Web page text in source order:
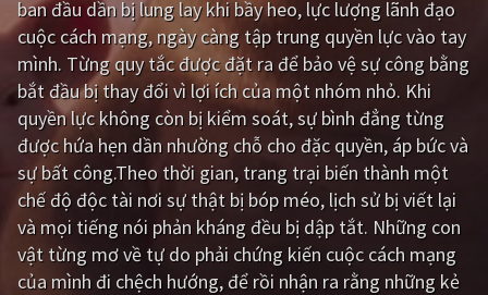
Giật gân Gia đình
Bí ẩn Lịch sử
Viễn Tây Tiểu sử
GameShow DramaTV
QUỐC GIA
Âu - Mỹ Trung Quốc - Hồng Kông
ban đầu dần bị lung lay khi bầy heo, lực lượng lãnh đạo
cuộc cách mạng, ngày càng tập trung quyền lực vào tay
mình. Từng quy tắc được đặt ra để bảo vệ sự công bằng
bắt đầu bị thay đổi vì lợi ích của một nhóm nhỏ. Khi
quyền lực không còn bị kiểm soát, sự bình đẳng từng
được hứa hẹn dần nhường chỗ cho đặc quyền, áp bức và
sự bất công.Theo thời gian, trang trại biến thành một
chế độ độc tài nơi sự thật bị bóp méo, lịch sử bị viết lại
và mọi tiếng nói phản kháng đều bị dập tắt. Những con
vật từng mơ về tự do phải chứng kiến cuộc cách mạng
của mình đi chệch hướng, để rồi nhận ra rằng những kẻ